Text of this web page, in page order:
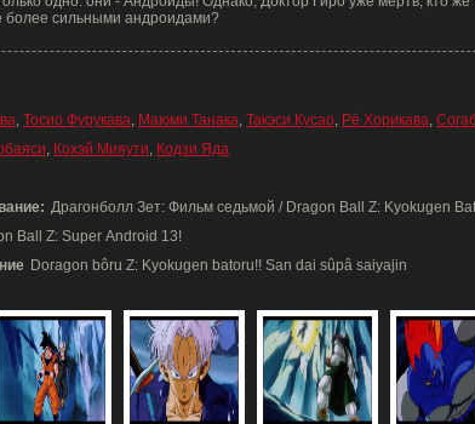
более сильными андроидами?
, Тосио Фурукава, Маюми Танака, Такэси Кусао, Рё Хорикава,
, Кохэй Мияути, Кодзи Яда
Драгонболл Зет: Фильм седьмой / Dragon Ball Z: Kyokugen
Ball Z: Super Android 13!
Doragon bôru Z: Kyokugen batoru!! San dai sûpâ saiyajin